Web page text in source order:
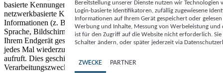
basierte Kennungen, zufällig generierte Kennungen,
netzwerkbasierte Kennungen) können zusammen mit anderen
Informationen (z. B. Browsertyp und Browserinformationen,
Sprache, Bildschirmgröße, unterstützte Technologien usw.) auf
Ihrem Endgerät gespeichert oder von dort ausgelesen werden, um es
jedes Mal wiederzuerkennen, wenn es eine App oder einer Webseite
aufruft. Dies geschieht für einen oder mehrere der hier aufgeführten
Verarbeitungszwecke.
Bereitstellung unserer Dienste nutzen wir Technologien
Login-basierte Identifikatoren, zufällig zugewiesene
Informationen auf Ihrem Gerät gespeichert oder
Werbung und Inhalte, Messung von Werbeleistung
ist für den Zugriff auf die Website nicht erforderlich.
Schalter ändern, oder später jederzeit via
ZWECKE PARTNER